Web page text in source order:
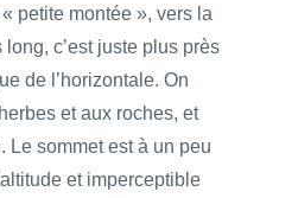
petite montée », vers la
long, c’est juste plus près
de l’horizontale. On
et aux roches, et
Le sommet est à un peu
et imperceptible